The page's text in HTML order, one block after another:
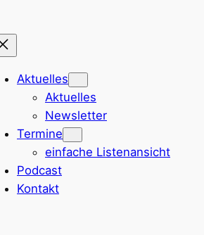
Aktuelles
Aktuelles
Newsletter
Termine
einfache Listenansicht
Podcast
Kontakt